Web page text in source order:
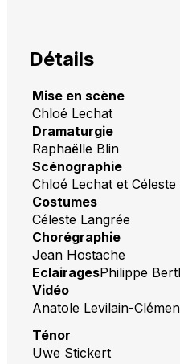
Détails
Mise en scène
Chloé Lechat
Dramaturgie
Raphaëlle Blin
Scénographie
Chloé Lechat et
Costumes
Céleste Langrée
Chorégraphie
Jean Hostache
EclairagesPhilippe
Vidéo
Anatole Levilain-
Ténor
Uwe Stickert